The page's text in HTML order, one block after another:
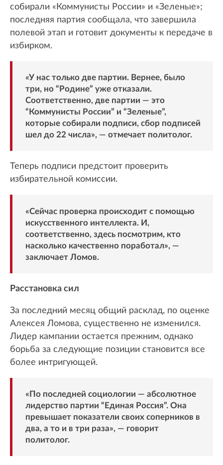
собирали «Коммунисты России» и «Зеленые»;
последняя партия сообщала, что завершила
полевой этап и готовит документы к передаче в
избирком.
«У нас только две партии. Вернее, было
три, но “Родине” уже отказали.
Соответственно, две партии — это
“Коммунисты России” и “Зеленые”,
которые собирали подписи, сбор подписей
шел до 22 числа», — отмечает политолог.
Теперь подписи предстоит проверить
избирательной комиссии.
«Сейчас проверка происходит с помощью
искусственного интеллекта. И,
соответственно, здесь посмотрим, кто
насколько качественно поработал», —
заключает Ломов.
Расстановка сил
За последний месяц общий расклад, по оценке
Алексея Ломова, существенно не изменился.
Лидер кампании остается прежним, однако
борьба за следующие позиции становится все
более интригующей.
«По последней социологии — абсолютное
лидерство партии “Единая Россия”. Она
превышает показатели своих соперников в
два, а то и в три раза», — говорит
политолог.